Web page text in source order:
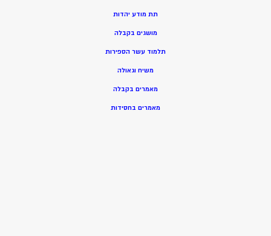
תת מודע יהדות
מושגים בקבלה
תלמוד עשר הספירות
משיח וגאולה
מאמרים בקבלה
מאמרים בחסידות